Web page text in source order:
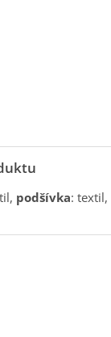
podšívka: textil,